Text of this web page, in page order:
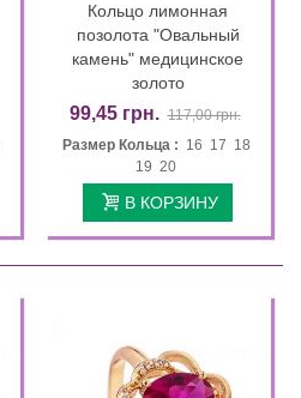
Кольцо лимонная
позолота "Овальный
камень" медицинское
золото
99,45 грн. 117,00 грн.
Размер Кольца : 16 17 18
19 20
В КОРЗИНУ